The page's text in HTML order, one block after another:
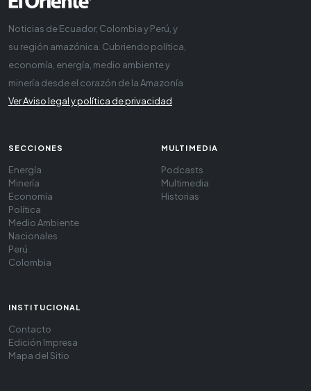
Noticias de Ecuador, Colombia y Perú, y
su región amazónica. Cubriendo política,
economía, energía, medio ambiente y
minería desde el corazón de la Amazonía
Ver Aviso legal y política de privacidad
SECCIONES
Energía
Minería
Economía
Política
Medio Ambiente
Nacionales
Perú
Colombia
MULTIMEDIA
Podcasts
Multimedia
Historias
INSTITUCIONAL
Contacto
Edición Impresa
Mapa del Sitio